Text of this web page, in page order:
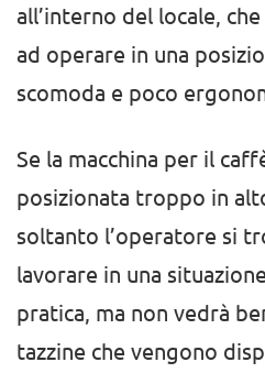
all’interno del locale,
ad operare in una
scomoda e poco
Se la macchina per il
posizionata troppo in
soltanto l’operatore si
lavorare in una
pratica, ma non vedrà
tazzine che vengono